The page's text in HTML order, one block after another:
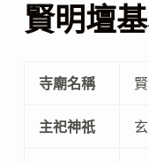
賢明壇
寺廟名稱
主祀神祇